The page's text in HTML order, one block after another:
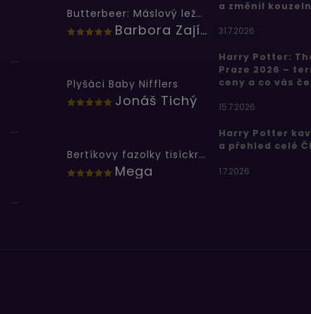
Butterbeer: Máslový ležák
Barbora Zajícová
...
Plyšáci Baby Nifflers
Jonáš Tichý
...
Bertíkovy fazolky tisíckrát jinak
Mega
...
a změnil
31.7.2026
Harry Potter:
Praze 2026 –
ceny a co vás
15.7.2026
Harry Potter
a přehled celé
1.7.2026